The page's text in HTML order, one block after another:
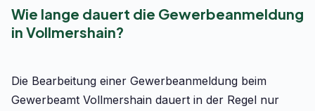
Wie lange dauert die Gewerbeanmeldung
in Vollmershain?
Die Bearbeitung einer Gewerbeanmeldung beim
Gewerbeamt Vollmershain dauert in der Regel nur